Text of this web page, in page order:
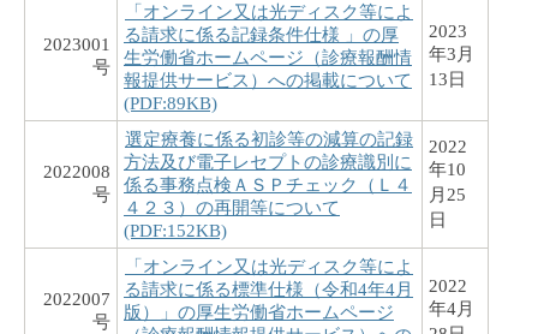
2023001
号
「オンライン又は光ディスク等によ
る請求に係る記録条件仕様 」の厚
生労働省ホームページ（診療報酬情
報提供サービス）への掲載について
(PDF:89KB)
2023
年3月
13日
2022008
号
選定療養に係る初診等の減算の記録
方法及び電子レセプトの診療識別に
係る事務点検ＡＳＰチェック（Ｌ４
４２３）の再開等について
(PDF:152KB)
2022
年10
月25
日
2022007
号
「オンライン又は光ディスク等によ
る請求に係る標準仕様（令和4年4月
版）」の厚生労働省ホームページ
2022
年4月